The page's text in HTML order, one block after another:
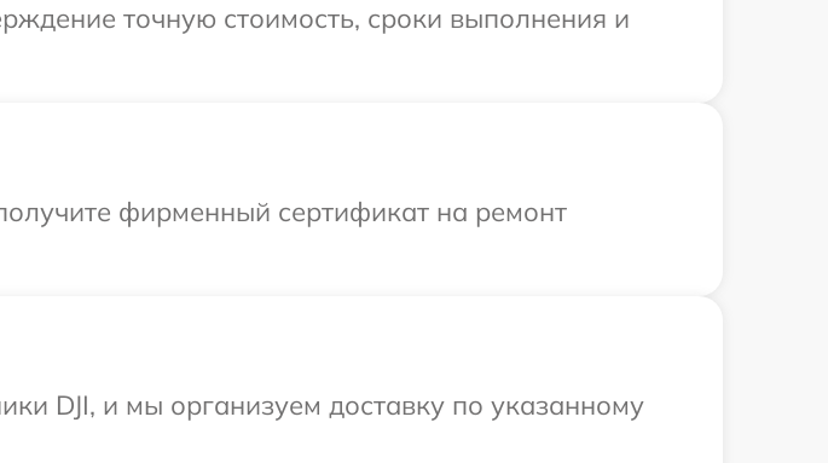
точную стоимость, сроки выполнения и
фирменный сертификат на ремонт
DJI, и мы организуем доставку по указанному